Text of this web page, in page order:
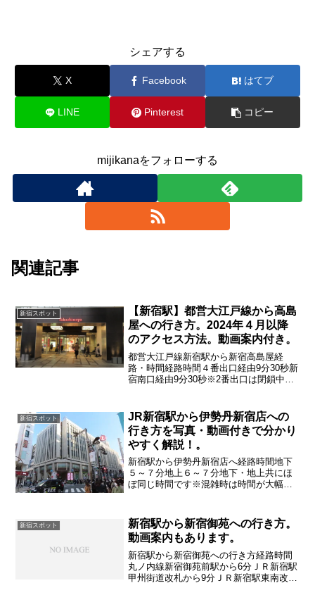
シェアする
X Facebook はてブ
LINE Pinterest コピー
mijikanaをフォローする
関連記事
新宿スポット
【新宿駅】都営大江戸線から高島
屋への行き方。2024年４月以降
のアクセス方法。動画案内付き。
都営大江戸線新宿駅から新宿高島屋経
路・時間経路時間４番出口経由9分30秒新
宿南口経由9分30秒※2番出口は閉鎖中で
新宿スポット
JR新宿駅から伊勢丹新宿店への
行き方を写真・動画付きで分かり
やすく解説！。
新宿駅から伊勢丹新宿店へ経路時間地下
５～７分地上６～７分地下・地上共にほ
ぼ同じ時間です※混雑時は時間が大幅に
新宿スポット
新宿駅から新宿御苑への行き方。
動画案内もあります。
新宿駅から新宿御苑への行き方経路時間
丸ノ内線新宿御苑前駅から6分ＪＲ新宿駅
甲州街道改札から9分ＪＲ新宿駅東南改札